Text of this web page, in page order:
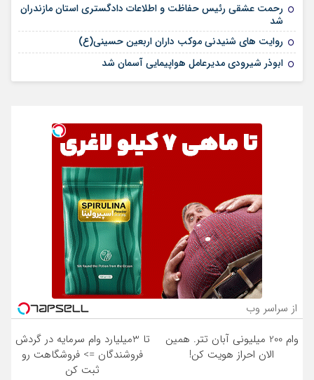
رحمت عشقی رئیس حفاظت و اطلاعات دادگستری استان مازندران
شد
روایت های شنیدنی موکب داران اربعین حسینی(ع)
ابوذر شیرودی مدیرعامل هواپیمایی آسمان شد
از سراسر وب
وام 200 میلیونی آبان تتر. همین
الان احراز هویت کن!
تا 3میلیارد وام سرمایه در گردش
فروشندگان => فروشگاهت رو
ثبت کن